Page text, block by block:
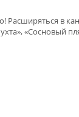
в
«Сосновый